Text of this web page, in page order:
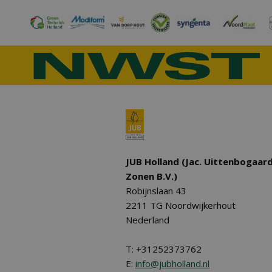
JUB Holland (Jac.
Zonen B.V.)
Robijnslaan 43
2211 TG Noordwijkerhout
Nederland
T: +31252373762
E: info@jubholland.nl